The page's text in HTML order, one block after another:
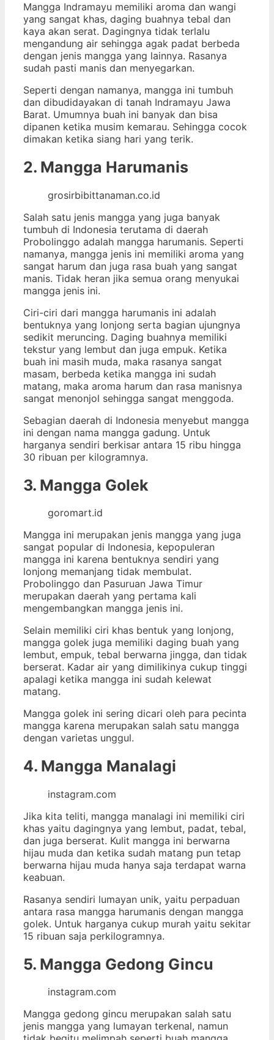
Mangga Indramayu memiliki aroma dan wangi
yang sangat khas, daging buahnya tebal dan
kaya akan serat. Dagingnya tidak terlalu
mengandung air sehingga agak padat berbeda
dengan jenis mangga yang lainnya. Rasanya
sudah pasti manis dan menyegarkan.
Seperti dengan namanya, mangga ini tumbuh
dan dibudidayakan di tanah Indramayu Jawa
Barat. Umumnya buah ini banyak dan bisa
dipanen ketika musim kemarau. Sehingga cocok
dimakan ketika siang hari yang terik.
2. Mangga Harumanis
grosirbibittanaman.co.id
Salah satu jenis mangga yang juga banyak
tumbuh di Indonesia terutama di daerah
Probolinggo adalah mangga harumanis. Seperti
namanya, mangga jenis ini memiliki aroma yang
sangat harum dan juga rasa buah yang sangat
manis. Tidak heran jika semua orang menyukai
mangga jenis ini.
Ciri-ciri dari mangga harumanis ini adalah
bentuknya yang lonjong serta bagian ujungnya
sedikit meruncing. Daging buahnya memiliki
tekstur yang lembut dan juga empuk. Ketika
buah ini masih muda, maka rasanya sangat
masam, berbeda ketika mangga ini sudah
matang, maka aroma harum dan rasa manisnya
sangat menonjol sehingga sangat menggoda.
Sebagian daerah di Indonesia menyebut mangga
ini dengan nama mangga gadung. Untuk
harganya sendiri berkisar antara 15 ribu hingga
30 ribuan per kilogramnya.
3. Mangga Golek
goromart.id
Mangga ini merupakan jenis mangga yang juga
sangat popular di Indonesia, kepopuleran
mangga ini karena bentuknya sendiri yang
lonjong memanjang tidak membulat.
Probolinggo dan Pasuruan Jawa Timur
merupakan daerah yang pertama kali
mengembangkan mangga jenis ini.
Selain memiliki ciri khas bentuk yang lonjong,
mangga golek juga memiliki daging buah yang
lembut, empuk, tebal berwarna jingga, dan tidak
berserat. Kadar air yang dimilikinya cukup tinggi
apalagi ketika mangga ini sudah kelewat
matang.
Mangga golek ini sering dicari oleh para pecinta
mangga karena merupakan salah satu mangga
dengan varietas unggul.
4. Mangga Manalagi
instagram.com
Jika kita teliti, mangga manalagi ini memiliki ciri
khas yaitu dagingnya yang lembut, padat, tebal,
dan juga berserat. Kulit mangga ini berwarna
hijau muda dan ketika sudah matang pun tetap
berwarna hijau muda hanya saja terdapat warna
keabuan.
Rasanya sendiri lumayan unik, yaitu perpaduan
antara rasa mangga harumanis dengan mangga
golek. Untuk harganya cukup murah yaitu sekitar
15 ribuan saja perkilogramnya.
5. Mangga Gedong Gincu
instagram.com
Mangga gedong gincu merupakan salah satu
jenis mangga yang lumayan terkenal, namun